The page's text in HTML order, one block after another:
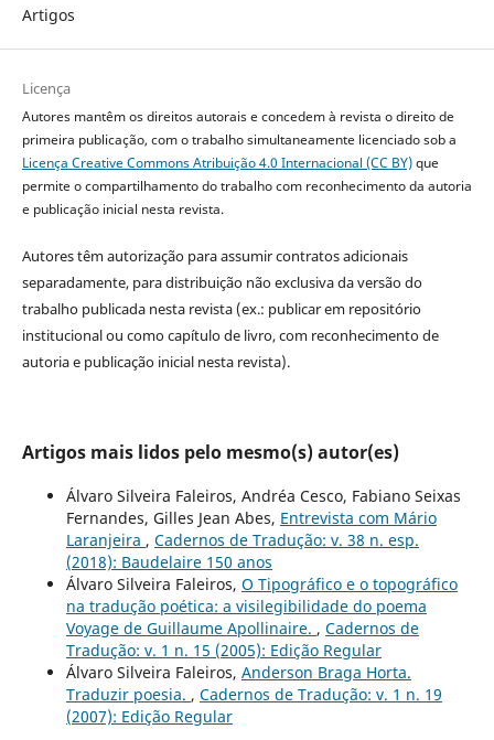
Artigos
Licença
Autores mantêm os direitos autorais e concedem à revista o direito de
primeira publicação, com o trabalho simultaneamente licenciado sob a
Licença Creative Commons Atribuição 4.0 Internacional (CC BY)que
permite o compartilhamento do trabalho com reconhecimento da autoria
e publicação inicial nesta revista.
Autores têm autorização para assumir contratos adicionais
separadamente, para distribuição não exclusiva da versão do
trabalho publicada nesta revista (ex.: publicar em repositório
institucional ou como capítulo de livro, com reconhecimento de
autoria e publicação inicial nesta revista).
Artigos mais lidos pelo mesmo(s) autor(es)
Álvaro Silveira Faleiros, Andréa Cesco, Fabiano Seixas
Fernandes, Gilles Jean Abes, Entrevista com Mário
Laranjeira , Cadernos de Tradução: v. 38 n. esp.
(2018): Baudelaire 150 anos
Álvaro Silveira Faleiros, O Tipográfico e o topográfico
na tradução poética: a visilegibilidade do poema
Voyage de Guillaume Apollinaire. , Cadernos de
Tradução: v. 1 n. 15 (2005): Edição Regular
Álvaro Silveira Faleiros, Anderson Braga Horta.
Traduzir poesia. , Cadernos de Tradução: v. 1 n. 19
(2007): Edição Regular